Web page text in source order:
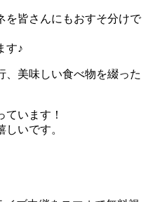
を皆さんにもおすそ分けで
す♪
、美味しい食べ物を綴った
います！
いです。